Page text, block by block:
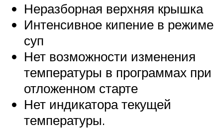
Неразборная верхняя крышка
Интенсивное кипение в режиме
суп
Нет возможности изменения
температуры в программах при
отложенном старте
Нет индикатора текущей
температуры.